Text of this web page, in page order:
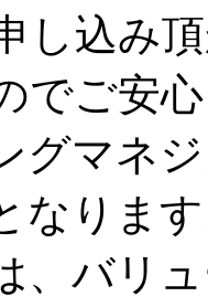
し込み
でご安
マネ
なりま
、バリ